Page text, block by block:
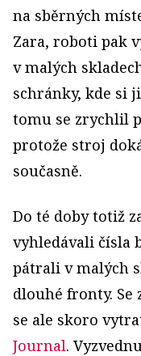
na sběrných
Zara, roboti pak
v malých
schránky, kde si
tomu se zrychlil
protože stroj
současně.
Do té doby totiž
vyhledávali čísla
pátrali v malých
dlouhé fronty. Se
se ale skoro
Journal.